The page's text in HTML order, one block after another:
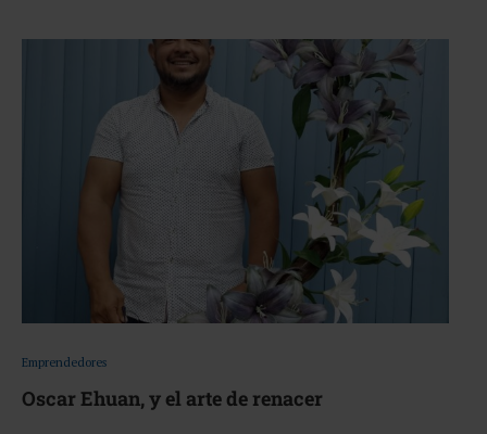
Emprendedores
Oscar Ehuan, y el arte de renacer